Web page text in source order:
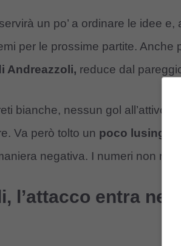
un po’ a ordinare le idee
per le prossime partite. Anche
Andreazzoli, reduce dal
bianche, nessun gol all’attivo
Va però tolto un poco
negativa. I numeri non
l’attacco entra